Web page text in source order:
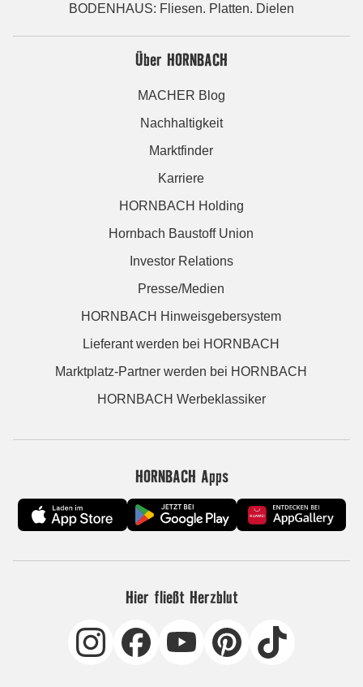
BODENHAUS: Fliesen. Platten. Dielen
Über HORNBACH
MACHER Blog
Nachhaltigkeit
Marktfinder
Karriere
HORNBACH Holding
Hornbach Baustoff Union
Investor Relations
Presse/Medien
HORNBACH Hinweisgebersystem
Lieferant werden bei HORNBACH
Marktplatz-Partner werden bei HORNBACH
HORNBACH Werbeklassiker
HORNBACH Apps
Hier fließt Herzblut